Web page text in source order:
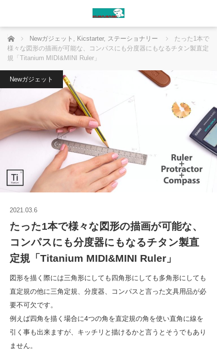
ホーム Newガジェット , Kicstarter, ステーショナリー
たった1本で
様々な図形の描画が可能な、コンパスにも分度器にもなるチタン製直定
規「Titanium MIDI&MINI Ruler」
Newガジェット
2021.03.6
たった1本で様々な図形の描画が可能な、
コンパスにも分度器にもなるチタン製直
定規「Titanium MIDI&MINI Ruler」
図形を描く際には三角形にしても四角形にしても多角形にしても
直定規の他に三角定規、分度器、コンパスと言った文具用品が必
要不可欠です。
例えば四角を描く場合に4つの角を直定規の角を使い直角に線を
引く事も出来ますが、キッチリと描けるかと言うとそうでもあり
ません。